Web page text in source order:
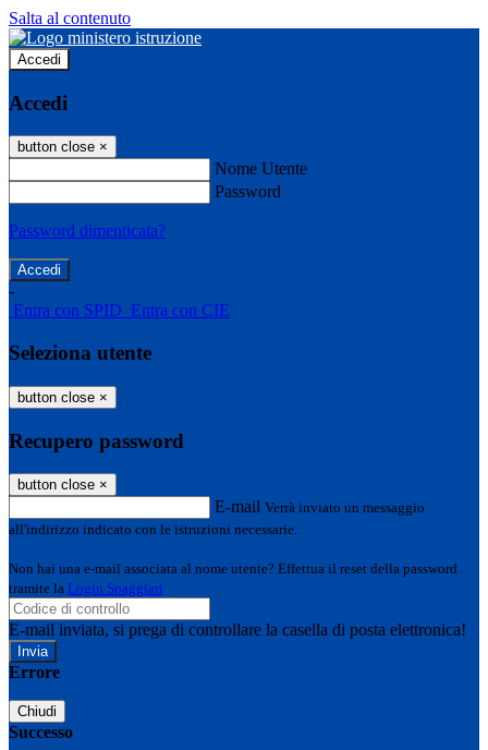
Salta al contenuto
Accedi
Accedi
button close ×
Nome Utente
Password
Password dimenticata?
-
Entra con SPID Entra con CIE
Seleziona utente
button close ×
Recupero password
button close ×
E-mail Verrà inviato un messaggio
all'indirizzo indicato con le istruzioni necessarie.
Non hai una e-mail associata al nome utente? Effettua il reset della password
tramite la Login Spaggiari
E-mail inviata, si prega di controllare la casella di posta elettronica!
Errore
Chiudi
Successo